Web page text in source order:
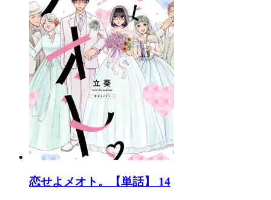
恋せよメオト。【単話】 14